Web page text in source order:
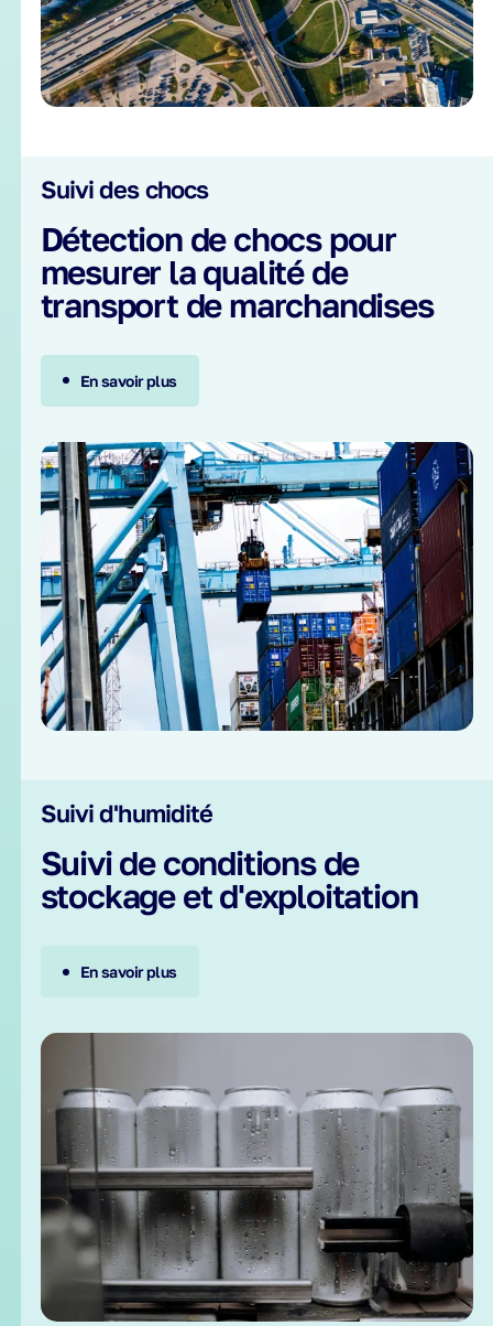
Suivi des chocs
Détection de chocs pour
mesurer la qualité de
transport de marchandises
En savoir plus
Suivi d'humidité
Suivi de conditions de
stockage et d'exploitation
En savoir plus